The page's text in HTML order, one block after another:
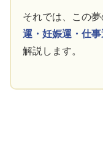
それでは、この
運・妊娠運・仕事
解説します。